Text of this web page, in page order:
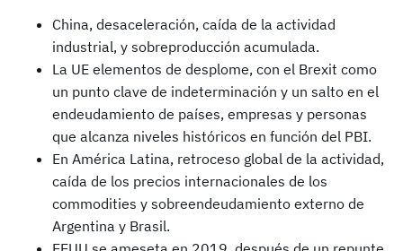
China, desaceleración, caída de la actividad
industrial, y sobreproducción acumulada.
La UE elementos de desplome, con el Brexit como
un punto clave de indeterminación y un salto en el
endeudamiento de países, empresas y personas
que alcanza niveles históricos en función del PBI.
En América Latina, retroceso global de la actividad,
caída de los precios internacionales de los
commodities y sobreendeudamiento externo de
Argentina y Brasil.